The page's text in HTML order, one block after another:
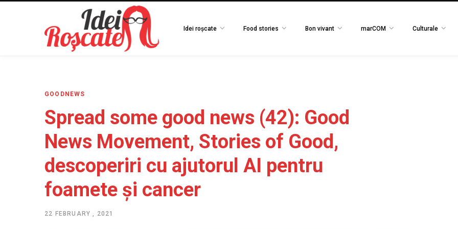
Idei roșcate Food stories Bon vivant marCOM Culturale
GOODNEWS
Spread some good news (42): Good
News Movement, Stories of Good,
descoperiri cu ajutorul AI pentru
foamete și cancer
22 FEBRUARY , 2021